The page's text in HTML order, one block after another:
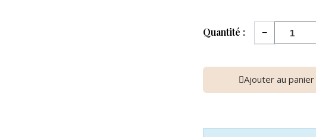
Quantité : −
Ajouter au panier